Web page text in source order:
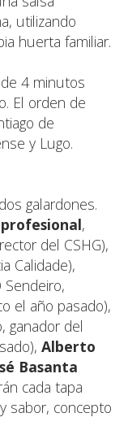
utilizando
huerta familiar.
4 minutos
El orden de
de
y Lugo.
galardones.
,
del CSHG),
Calidade),
el año pasado),
ganador del
Alberto
Basanta
cada tapa
sabor, concepto